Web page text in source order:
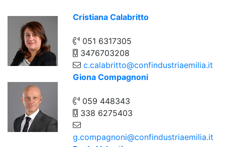
Cristiana Calabritto
051 6317305
3476703208
c.calabritto@confindustriaemilia.it
Giona Compagnoni
059 448343
338 6275403
g.compagnoni@confindustriaemilia.it